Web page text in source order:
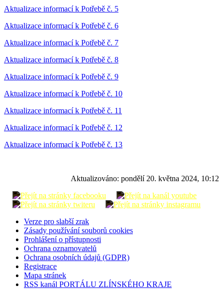
Aktualizace informací k Potřebě č. 5
Aktualizace informací k Potřebě č. 6
Aktualizace informací k Potřebě č. 7
Aktualizace informací k Potřebě č. 8
Aktualizace informací k Potřebě č. 9
Aktualizace informací k Potřebě č. 10
Aktualizace informací k Potřebě č. 11
Aktualizace informací k Potřebě č. 12
Aktualizace informací k Potřebě č. 13
Aktualizováno: pondělí 20. května 2024, 10:12
Verze pro slabší zrak
Zásady používání souborů cookies
Prohlášení o přístupnosti
Ochrana oznamovatelů
Ochrana osobních údajů (GDPR)
Registrace
Mapa stránek
RSS kanál PORTÁLU ZLÍNSKÉHO KRAJE